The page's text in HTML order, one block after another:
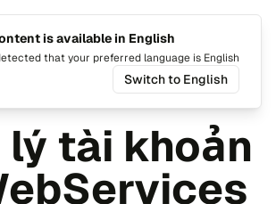
lý tài khoản
is available in English
that your preferred language is English
Switch to English